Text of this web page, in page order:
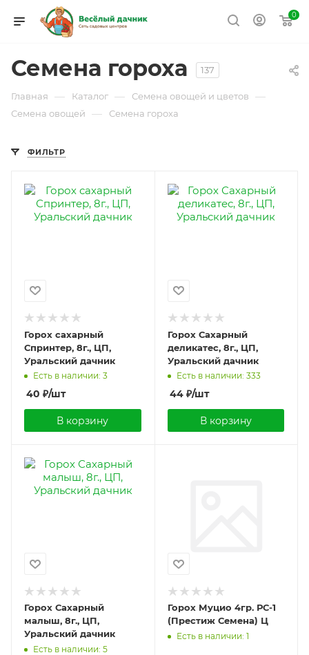
0
Семена гороха 137
Главная — Каталог — Семена овощей и цветов —
Семена овощей — Семена гороха
ФИЛЬТР
Горох сахарный
Спринтер, 8г., ЦП,
Уральский дачник
Есть в наличии: 3
40 ₽/шт
В корзину
Горох Сахарный
деликатес, 8г., ЦП,
Уральский дачник
Есть в наличии: 333
44₽/шт
В корзину
Горох Сахарный
малыш, 8г., ЦП,
Уральский дачник
Есть в наличии: 5
Горох Муцио 4гр. РС-1
(Престиж Семена) Ц
Есть в наличии: 1